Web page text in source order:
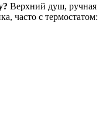
Верхний душ, ручная
часто с термостатом: